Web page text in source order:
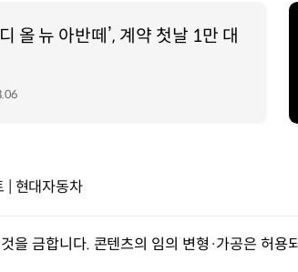
올 뉴 아반떼’, 계약 첫날 1만 대
| 현대자동차
을 금합니다. 콘텐츠의 임의 변형·가공은 허